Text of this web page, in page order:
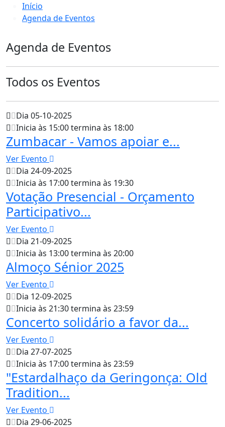
Início
Agenda de Eventos
Agenda de Eventos
Todos os Eventos
Dia 05-10-2025
Inicia às 15:00 termina às 18:00
Zumbacar - Vamos apoiar e...
Ver Evento
Dia 24-09-2025
Inicia às 17:00 termina às 19:30
Votação Presencial - Orçamento
Participativo...
Ver Evento
Dia 21-09-2025
Inicia às 13:00 termina às 20:00
Almoço Sénior 2025
Ver Evento
Dia 12-09-2025
Inicia às 21:30 termina às 23:59
Concerto solidário a favor da...
Ver Evento
Dia 27-07-2025
Inicia às 17:00 termina às 23:59
"Estardalhaço da Geringonça: Old
Tradition...
Ver Evento
Dia 29-06-2025